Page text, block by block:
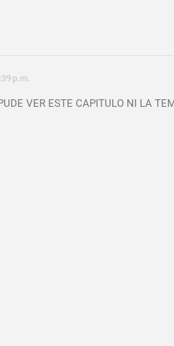
p.m.
VER ESTE CAPITULO NI LA